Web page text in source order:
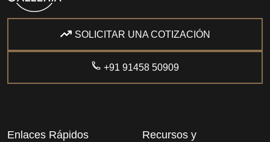
SOLICITAR UNA COTIZACIÓN
+91 91458 50909
Enlaces Rápidos
Recursos y